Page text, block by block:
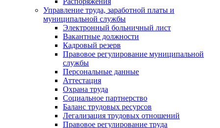
Управление труда, заработной платы и
муниципальной службы
Электронный больничный лист
Вакантные должности
Кадровый резерв
Правовое регулирование муниципальной
службы
Персональные данные
Аттестация
Охрана труда
Социальное партнерство
Баланс трудовых ресурсов
Легализация трудовых отношений
Правовое регулирование труда